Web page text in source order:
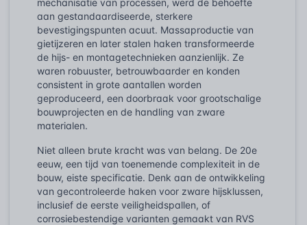
aan gestandaardiseerde, sterkere
bevestigingspunten acuut. Massaproductie van
gietijzeren en later stalen haken transformeerde
de hijs- en montagetechnieken aanzienlijk. Ze
waren robuuster, betrouwbaarder en konden
consistent in grote aantallen worden
geproduceerd, een doorbraak voor grootschalige
bouwprojecten en de handling van zware
materialen.
Niet alleen brute kracht was van belang. De 20e
eeuw, een tijd van toenemende complexiteit in de
bouw, eiste specificatie. Denk aan de ontwikkeling
van gecontroleerde haken voor zware hijsklussen,
inclusief de eerste veiligheidspallen, of
corrosiebestendige varianten gemaakt van RVS